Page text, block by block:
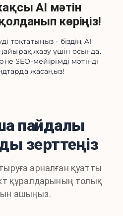
AI мәтін
көріңіз!
тоқтатыңыз - біздің AI
жазу үшін осында.
SEO-мейірімді мәтінді
жасаңыз!
пайдалы
зерттеңіз
арналған қуатты
құралдарының толық
ашыңыз.